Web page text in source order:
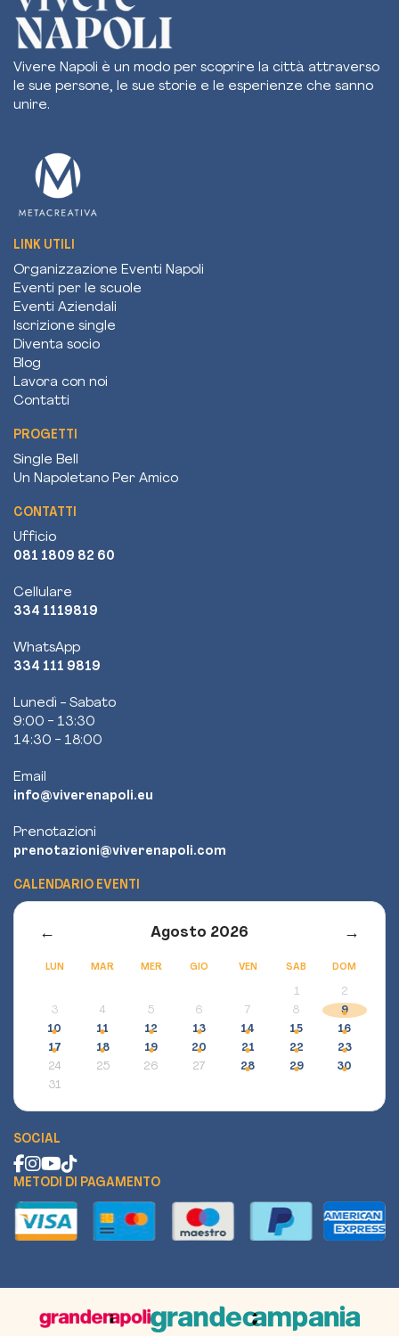
Vivere Napoli è un modo per scoprire la città attraverso
le sue persone, le sue storie e le esperienze che sanno
unire.
LINK UTILI
Organizzazione Eventi Napoli
Eventi per le scuole
Eventi Aziendali
Iscrizione single
Diventa socio
Blog
Lavora con noi
Contatti
PROGETTI
Single Bell
Un Napoletano Per Amico
CONTATTI
Ufficio
081 1809 82 60
Cellulare
334 1119819
WhatsApp
334 111 9819
Lunedì - Sabato
9:00 - 13:30
14:30 - 18:00
Email
info@viverenapoli.eu
Prenotazioni
prenotazioni@viverenapoli.com
CALENDARIO EVENTI
← Agosto 2026 →
LUN MAR MER GIO VEN SAB DOM
1
2
3
4 5 6 7 8
9
10
11 12 13 14 15
16
17
18 19 20 21 22
23
24
25 26 27 28 29
30
31
SOCIAL
METODI DI PAGAMENTO
Assistente Vivere Napoli